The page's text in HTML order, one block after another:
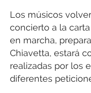
Los músicos
concierto a la
en marcha,
Chiavetta, estará
realizadas por los
diferentes